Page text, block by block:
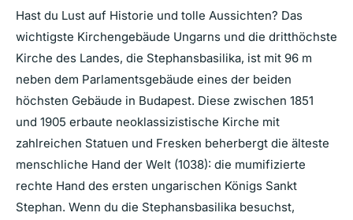
Hast du Lust auf Historie und tolle Aussichten? Das
wichtigste Kirchengebäude Ungarns und die dritthöchste
Kirche des Landes, die Stephansbasilika, ist mit 96 m
neben dem Parlamentsgebäude eines der beiden
höchsten Gebäude in Budapest. Diese zwischen 1851
und 1905 erbaute neoklassizistische Kirche mit
zahlreichen Statuen und Fresken beherbergt die älteste
menschliche Hand der Welt (1038): die mumifizierte
rechte Hand des ersten ungarischen Königs Sankt
Stephan. Wenn du die Stephansbasilika besuchst,